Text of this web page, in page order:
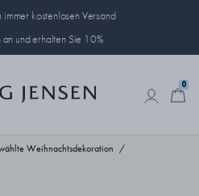
kostenlosen Versand
und erhalten Sie 10%
0
Weihnachtsdekoration